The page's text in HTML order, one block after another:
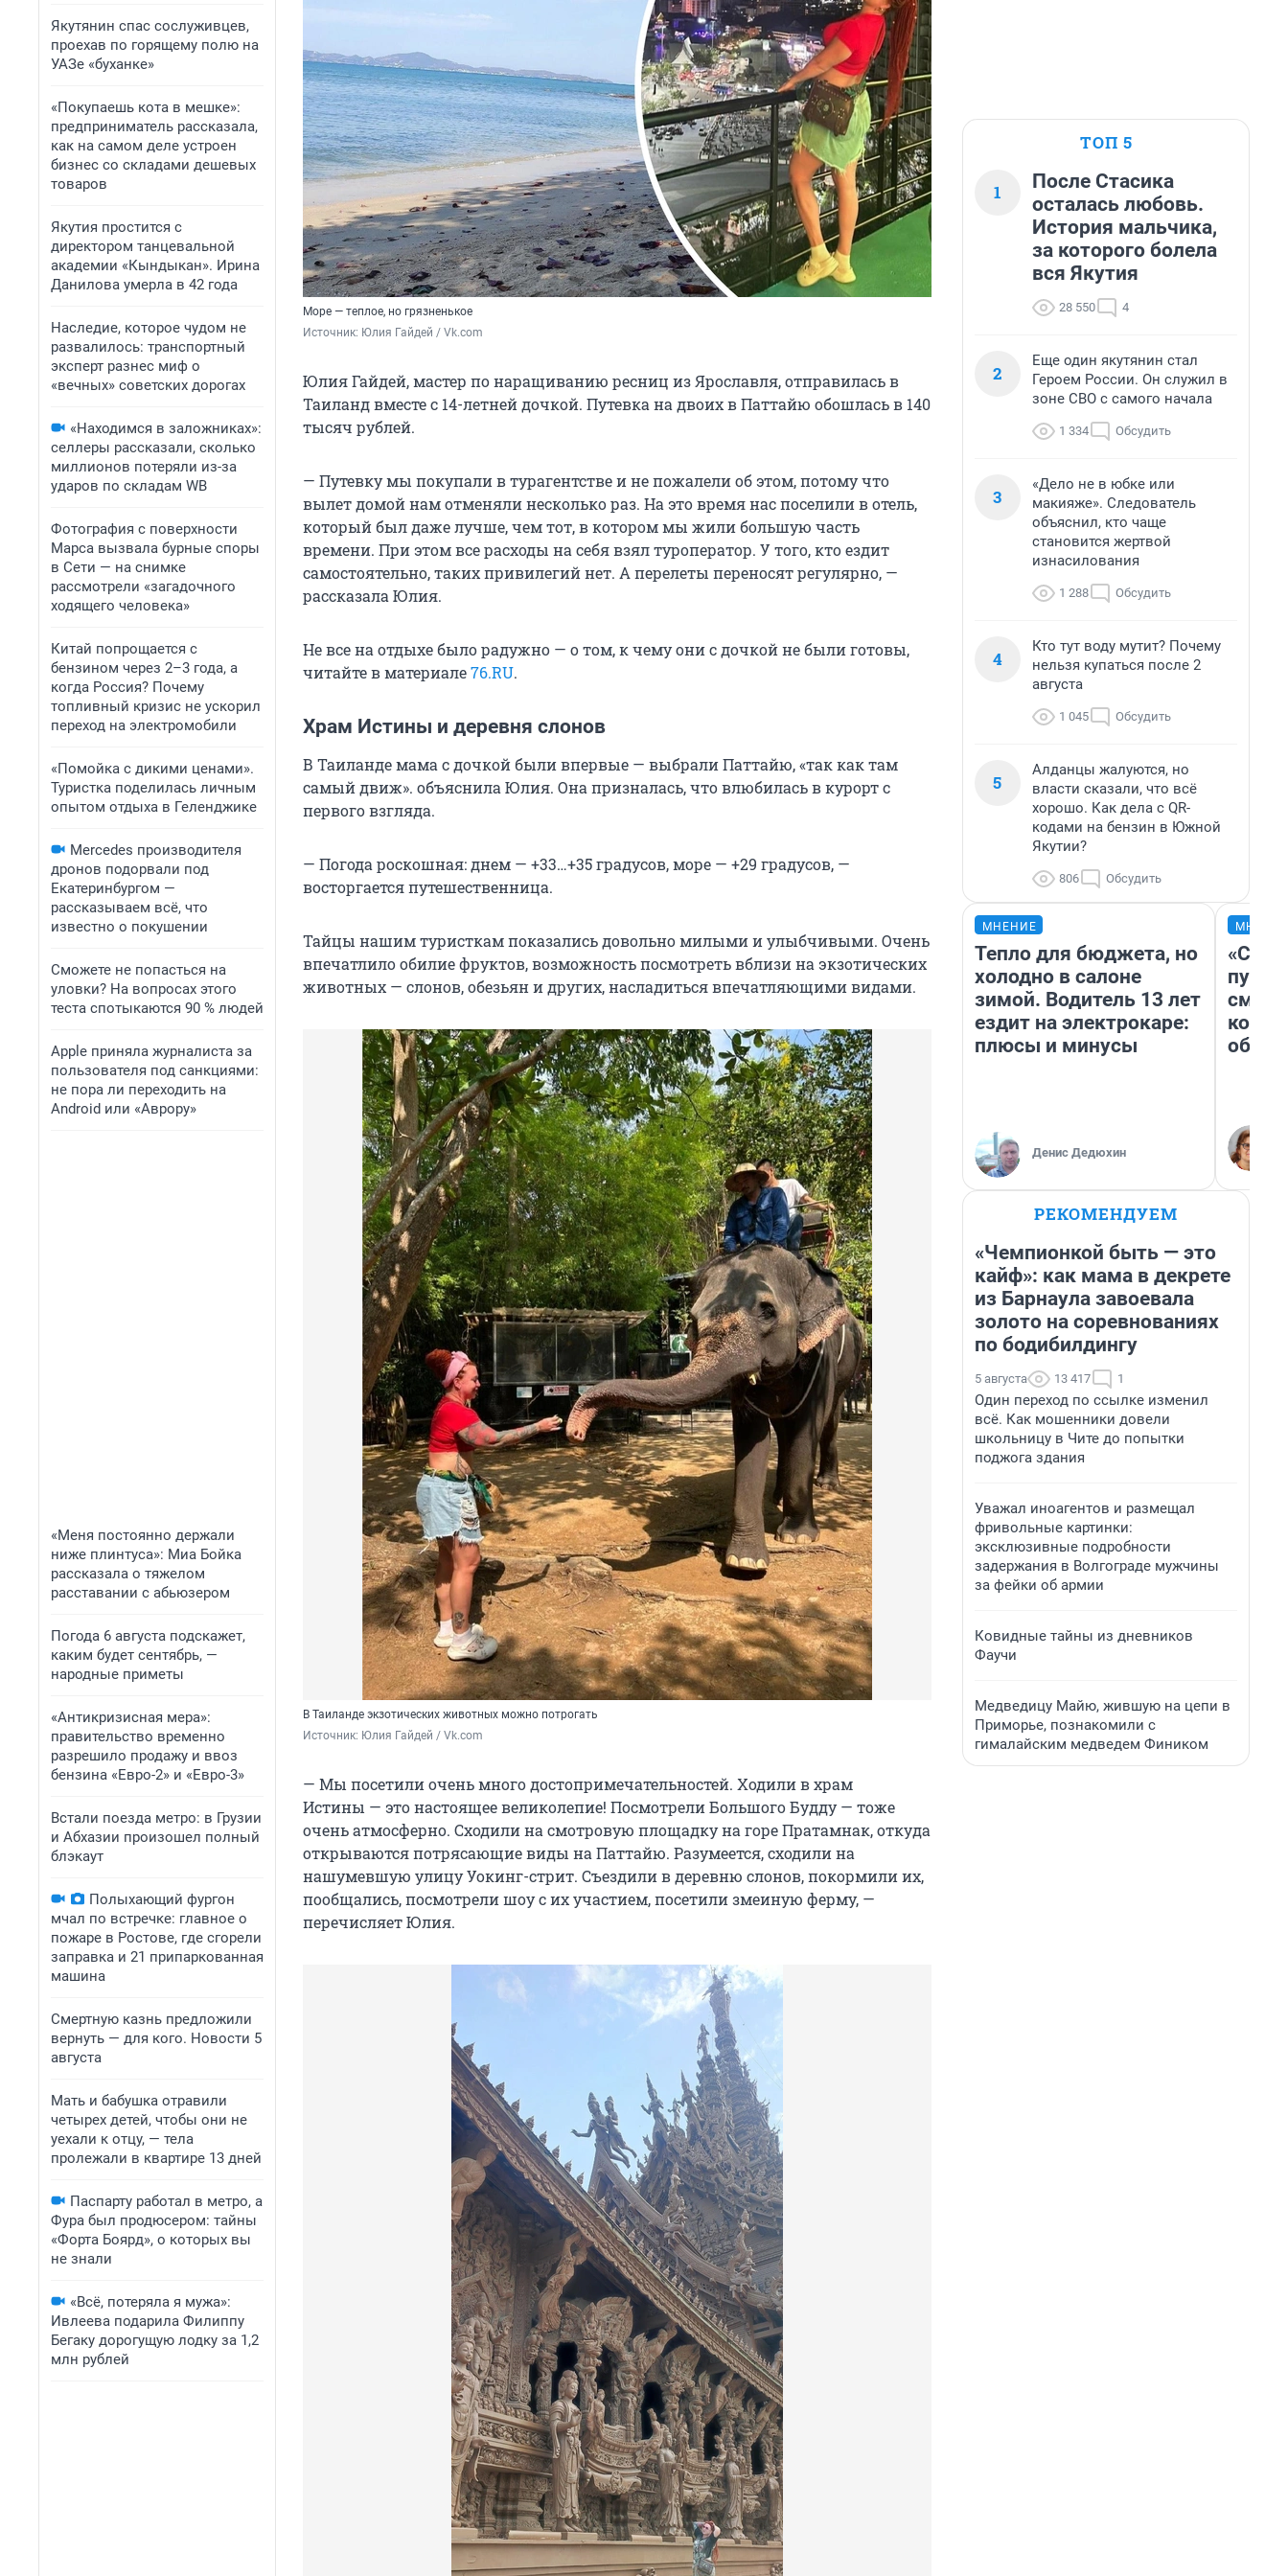
Якутянин спас сослуживцев,
проехав по горящему полю на
УАЗе «буханке»
«Покупаешь кота в мешке»:
предприниматель рассказала,
как на самом деле устроен
бизнес со складами дешевых
товаров
Якутия простится с
директором танцевальной
академии «Кындыкан». Ирина
Данилова умерла в 42 года
Наследие, которое чудом не
развалилось: транспортный
эксперт разнес миф о
«вечных» советских дорогах
«Находимся в заложниках»:
селлеры рассказали, сколько
миллионов потеряли из-за
ударов по складам WB
Фотография с поверхности
Марса вызвала бурные споры
в Сети — на снимке
рассмотрели «загадочного
ходящего человека»
Китай попрощается с
бензином через 2–3 года, а
когда Россия? Почему
топливный кризис не ускорил
переход на электромобили
«Помойка с дикими ценами».
Туристка поделилась личным
опытом отдыха в Геленджике
Mercedes производителя
дронов подорвали под
Екатеринбургом —
рассказываем всё, что
известно о покушении
Сможете не попасться на
уловки? На вопросах этого
теста спотыкаются 90 % людей
Apple приняла журналиста за
пользователя под санкциями:
не пора ли переходить на
Android или «Аврору»
«Меня постоянно держали
ниже плинтуса»: Миа Бойка
рассказала о тяжелом
расставании с абьюзером
Погода 6 августа подскажет,
каким будет сентябрь, —
народные приметы
«Антикризисная мера»:
правительство временно
разрешило продажу и ввоз
бензина «Евро-2» и «Евро-3»
Встали поезда метро: в Грузии
и Абхазии произошел полный
блэкаут
Полыхающий фургон
мчал по встречке: главное о
пожаре в Ростове, где сгорели
заправка и 21 припаркованная
машина
Смертную казнь предложили
вернуть — для кого. Новости 5
августа
Мать и бабушка отравили
четырех детей, чтобы они не
уехали к отцу, — тела
пролежали в квартире 13 дней
Паспарту работал в метро, а
Фура был продюсером: тайны
«Форта Боярд», о которых вы
не знали
«Всё, потеряла я мужа»:
Ивлеева подарила Филиппу
Бегаку дорогущую лодку за 1,2
млн рублей
Море — теплое, но грязненькое
Источник: Юлия Гайдей / Vk.com
Юлия Гайдей, мастер по наращиванию ресниц из Ярославля, отправилась в
Таиланд вместе с 14-летней дочкой. Путевка на двоих в Паттайю обошлась в 140
тысяч рублей.
— Путевку мы покупали в турагентстве и не пожалели об этом, потому что
вылет домой нам отменяли несколько раз. На это время нас поселили в отель,
который был даже лучше, чем тот, в котором мы жили большую часть
времени. При этом все расходы на себя взял туроператор. У того, кто ездит
самостоятельно, таких привилегий нет. А перелеты переносят регулярно, —
рассказала Юлия.
Не все на отдыхе было радужно — о том, к чему они с дочкой не были готовы,
читайте в материале76.RU.
Храм Истины и деревня слонов
В Таиланде мама с дочкой были впервые — выбрали Паттайю, «так как там
самый движ». объяснила Юлия. Она призналась, что влюбилась в курорт с
первого взгляда.
— Погода роскошная: днем — +33…+35 градусов, море — +29 градусов, —
восторгается путешественница.
Тайцы нашим туристкам показались довольно милыми и улыбчивыми. Очень
впечатлило обилие фруктов, возможность посмотреть вблизи на экзотических
животных — слонов, обезьян и других, насладиться впечатляющими видами.
В Таиланде экзотических животных можно потрогать
Источник: Юлия Гайдей / Vk.com
— Мы посетили очень много достопримечательностей. Ходили в храм
Истины — это настоящее великолепие! Посмотрели Большого Будду — тоже
очень атмосферно. Сходили на смотровую площадку на горе Пратамнак, откуда
открываются потрясающие виды на Паттайю. Разумеется, сходили на
нашумевшую улицу Уокинг-стрит. Съездили в деревню слонов, покормили их,
пообщались, посмотрели шоу с их участием, посетили змеиную ферму, —
перечисляет Юлия.
ТОП 5
1
После Стасика
осталась любовь.
История мальчика,
за которого болела
вся Якутия
28 550 4
2
Еще один якутянин стал
Героем России. Он служил в
зоне СВО с самого начала
1 334 Обсудить
3
«Дело не в юбке или
макияже». Следователь
объяснил, кто чаще
становится жертвой
изнасилования
1 288 Обсудить
4
Кто тут воду мутит? Почему
нельзя купаться после 2
августа
1 045 Обсудить
5
Алданцы жалуются, но
власти сказали, что всё
хорошо. Как дела с QR-
кодами на бензин в Южной
Якутии?
806 Обсудить
МНЕНИЕ
Тепло для бюджета, но
холодно в салоне
зимой. Водитель 13 лет
ездит на электрокаре:
плюсы и минусы
Денис Дедюхин
РЕКОМЕНДУЕМ
«Чемпионкой быть — это
кайф»: как мама в декрете
из Барнаула завоевала
золото на соревнованиях
по бодибилдингу
5 августа 13 417 1
Один переход по ссылке изменил
всё. Как мошенники довели
школьницу в Чите до попытки
поджога здания
Уважал иноагентов и размещал
фривольные картинки:
эксклюзивные подробности
задержания в Волгограде мужчины
за фейки об армии
Ковидные тайны из дневников
Фаучи
Медведицу Майю, жившую на цепи в
Приморье, познакомили с
гималайским медведем Фиником